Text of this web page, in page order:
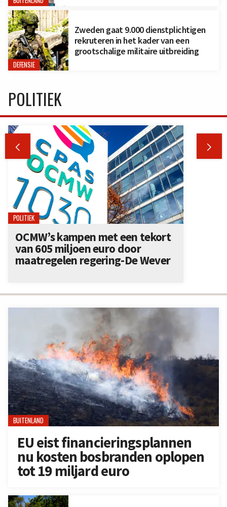
DEFENSIE
Zweden gaat 9.000 dienstplichtigen
rekruteren in het kader van een
grootschalige militaire uitbreiding
BUITENLAND
EU eist financieringsplannen
nu kosten bosbranden oplopen
tot 19 miljard euro
POLITIEK
 
POLITIEK
OCMW’s kampen met een tekort
van 605 miljoen euro door
maatregelen regering-De Wever